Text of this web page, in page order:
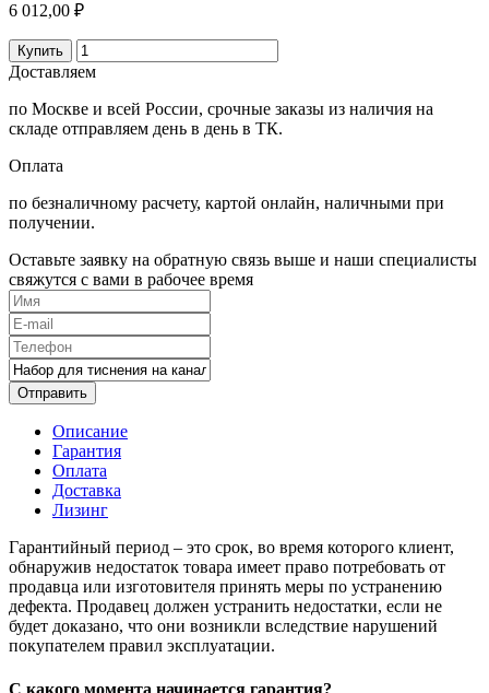
6 012,00 ₽
Купить
Доставляем
по Москве и всей России, срочные заказы из наличия на
складе отправляем день в день в ТК.
Оплата
по безналичному расчету, картой онлайн, наличными при
получении.
Оставьте заявку на обратную связь выше и наши специалисты
свяжутся с вами в рабочее время
Отправить
Описание
Гарантия
Оплата
Доставка
Лизинг
Гарантийный период – это срок, во время которого клиент,
обнаружив недостаток товара имеет право потребовать от
продавца или изготовителя принять меры по устранению
дефекта. Продавец должен устранить недостатки, если не
будет доказано, что они возникли вследствие нарушений
покупателем правил эксплуатации.
С какого момента начинается гарантия?